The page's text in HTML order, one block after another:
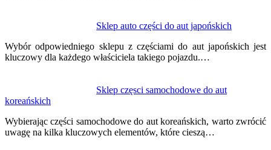
Sklep auto części do aut japońskich
Wybór odpowiedniego sklepu z częściami do aut japońskich jest
kluczowy dla każdego właściciela takiego pojazdu.…
Sklep częsci samochodowe do aut
koreańskich
Wybierając części samochodowe do aut koreańskich, warto zwrócić
uwagę na kilka kluczowych elementów, które cieszą…